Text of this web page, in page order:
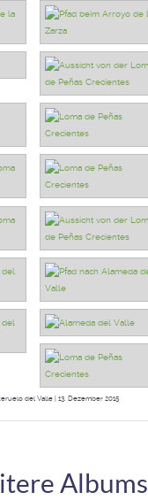
del Valle | 13. Dezember 2015
Albums